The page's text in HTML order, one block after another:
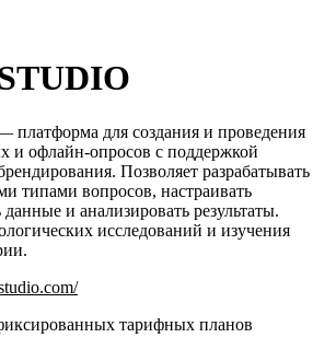
для создания и проведения
и офлайн-опросов с поддержкой
Позволяет разрабатывать
типами вопросов, настраивать
и анализировать результаты.
исследований и изучения
тарифных планов